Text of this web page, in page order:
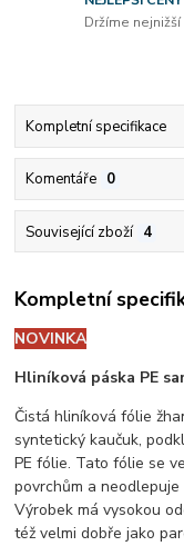
Držíme nejnižší
Kompletní specifikace
Komentáře 0
Související zboží 4
Kompletní
NOVINKA
Hliníková páska PE
Čistá hliníková fólie
syntetický kaučuk,
PE fólie. Tato fólie se
povrchům a
Výrobek má vysokou
též velmi dobře jako